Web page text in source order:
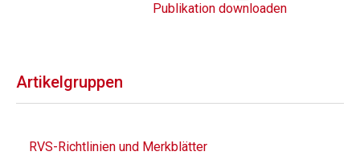
Publikation downloaden
Artikelgruppen
RVS-Richtlinien und Merkblätter